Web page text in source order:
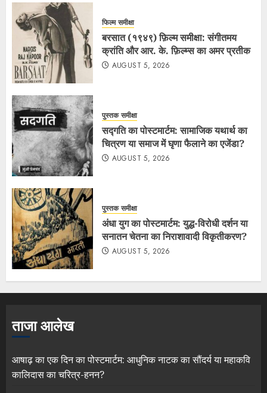
फिल्म समीक्षा
बरसात (१९४९) फ़िल्म समीक्षा: संगीतमय
क्रांति और आर. के. फ़िल्म्स का अमर प्रतीक
AUGUST 5, 2026
पुस्तक समीक्षा
सद्गति का पोस्टमार्टम: सामाजिक यथार्थ का
चित्रण या समाज में घृणा फैलाने का एजेंडा?
AUGUST 5, 2026
पुस्तक समीक्षा
अंधा युग का पोस्टमार्टम: युद्ध-विरोधी दर्शन या
सनातन चेतना का निराशावादी विकृतीकरण?
AUGUST 5, 2026
ताजा आलेख
आषाढ़ का एक दिन का पोस्टमार्टम: आधुनिक नाटक का सौंदर्य या महाकवि
कालिदास का चरित्र-हनन?